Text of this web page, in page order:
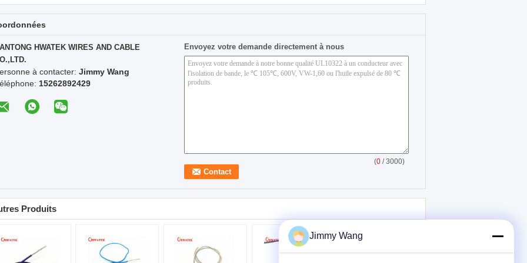
HWATEK WIRES AND CABLE
à contacter: Jimmy Wang
15262892429
Envoyez votre demande directement à nous
(0 / 3000)
Produits
Jimmy Wang